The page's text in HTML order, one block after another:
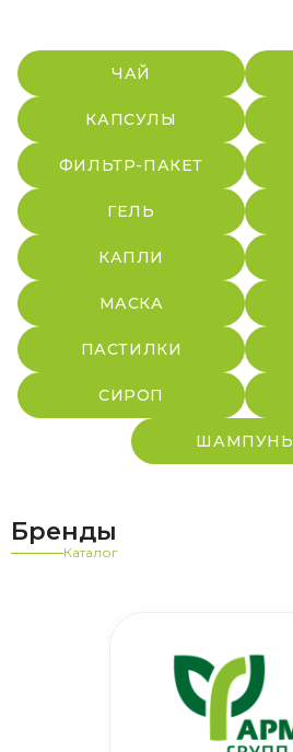
ЧАЙ
КАПСУЛЫ
ФИЛЬТР-ПАКЕТ
ГЕЛЬ
КАПЛИ
МАСКА
ПАСТИЛКИ
СИРОП
ШАМПУНЬ
Бренды
Каталог